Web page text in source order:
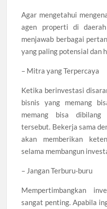
Agar mengetahui
agen properti di
menjawab berbagai
yang paling potensial dan
– Mitra yang Terpercaya
Ketika berinvestasi
bisnis yang memang
memang bisa
tersebut. Bekerja sama
akan memberikan
selama membangun
– Jangan Terburu-buru
Mempertimbangkan
sangat penting. Apabila